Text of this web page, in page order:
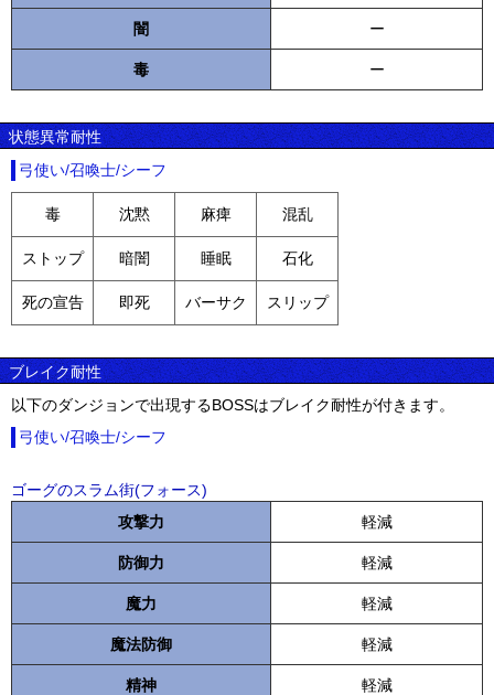
闇 ー
毒 ー
状態異常耐性
弓使い/召喚士/シーフ
毒 沈黙 麻痺 混乱
ストップ 暗闇 睡眠 石化
死の宣告 即死 バーサク スリップ
ブレイク耐性
以下のダンジョンで出現するBOSSはブレイク耐性が付きます。
弓使い/召喚士/シーフ
ゴーグのスラム街(フォース)
攻撃力
軽減
防御力 軽減
魔力 軽減
魔法防御 軽減
精神 軽減